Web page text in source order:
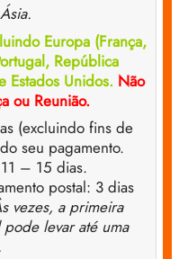
Europa (França,
República
Estados Unidos. Não
ou Reunião.
(excluindo fins de
seu pagamento.
– 15 dias.
postal: 3 dias
vezes, a primeira
pode levar até uma